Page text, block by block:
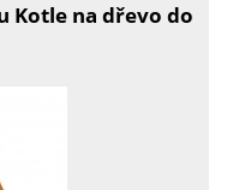
Kotle na dřevo do